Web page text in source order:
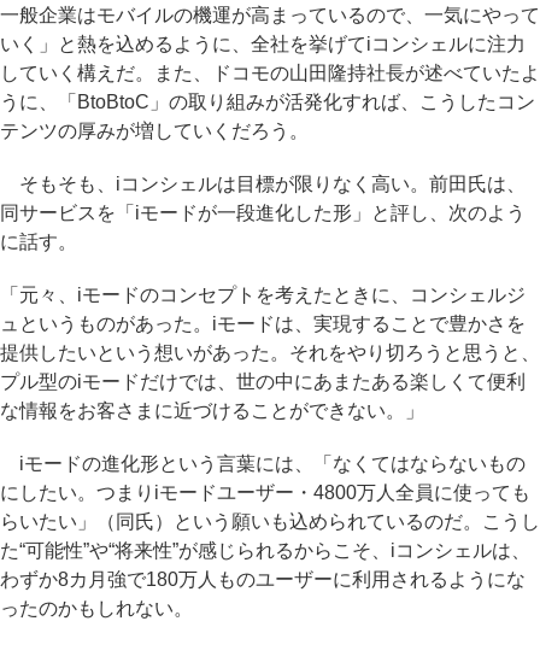
一般企業はモバイルの機運が高まっているので、一気にやって
いく」と熱を込めるように、全社を挙げてiコンシェルに注力
していく構えだ。また、ドコモの山田隆持社長が述べていたよ
うに、「BtoBtoC」の取り組みが活発化すれば、こうしたコン
テンツの厚みが増していくだろう。
そもそも、iコンシェルは目標が限りなく高い。前田氏は、
同サービスを「iモードが一段進化した形」と評し、次のよう
に話す。
「元々、iモードのコンセプトを考えたときに、コンシェルジ
ュというものがあった。iモードは、実現することで豊かさを
提供したいという想いがあった。それをやり切ろうと思うと、
プル型のiモードだけでは、世の中にあまたある楽しくて便利
な情報をお客さまに近づけることができない。」
iモードの進化形という言葉には、「なくてはならないもの
にしたい。つまりiモードユーザー・4800万人全員に使っても
らいたい」（同氏）という願いも込められているのだ。こうし
た“可能性”や“将来性”が感じられるからこそ、iコンシェルは、
わずか8カ月強で180万人ものユーザーに利用されるようにな
ったのかもしれない。